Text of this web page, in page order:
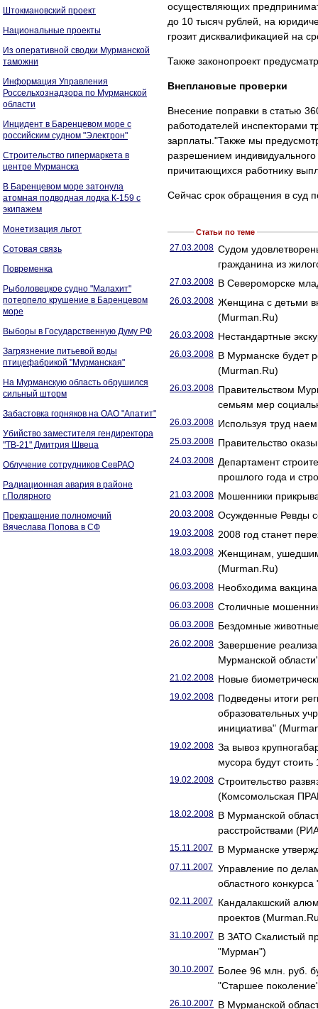
Штокмановский проект
Национальные проекты
Из оперативной сводки Мурманской
таможни
Информация Управления
Россельхознадзора по Мурманской
области
Инцидент в Баренцевом море с
российским судном "Электрон"
Строительство гипермаркета в
центре Мурманска
В Баренцевом море затонула
атомная подводная лодка К-159 с
экипажем
Монетизация льгот
Сотовая связь
Повременка
Рыболовецкое судно "Малахит"
потерпело крушение в Баренцевом
море
Выборы в Государственную Думу РФ
Загрязнение питьевой воды
птицефабрикой "Мурманская"
На Мурманскую область обрушился
сильный шторм
Забастовка горняков на ОАО "Апатит"
Убийство заместителя гендиректора
"ТВ-21" Дмитрия Швеца
Облучение сотрудников СевРАО
Радиационная авария в районе
г.Полярного
Прекращение полномочий
Вячеслава Попова в СФ
осуществляющих
до 10 тысяч рублей, на
грозит дисквалификацией на
Также законопроект
Внеплановые проверки
Внесение поправки в статью
работодателей инспекторами
зарплаты."Также мы
разрешением
причитающихся работнику
Сейчас срок обращения в суд
Статьи по теме
27.03.2008 Судом
гражданина из
27.03.2008 В Североморске
26.03.2008 Женщина с детьми
(Murman.Ru)
26.03.2008 Нестандартные
26.03.2008 В Мурманске будет
(Murman.Ru)
26.03.2008 Правительством
семьям мер
26.03.2008 Используя труд
25.03.2008 Правительство
24.03.2008 Департамент
прошлого года и
21.03.2008 Мошенники
20.03.2008 Осужденные Ревды
19.03.2008 2008 год станет
18.03.2008 Женщинам, ушедшим
(Murman.Ru)
06.03.2008 Необходима
06.03.2008 Столичные
06.03.2008 Бездомные
26.02.2008 Завершение
Мурманской
21.02.2008 Новые
19.02.2008 Подведены итоги
образовательных
инициатива"
19.02.2008 За вывоз
мусора будут
19.02.2008 Строительство
(Комсомольская
18.02.2008 В Мурманской
расстройствами
15.11.2007 В Мурманске
07.11.2007 Управление по
областного
02.11.2007
Кандалакшский
проектов
31.10.2007 В ЗАТО Скалистый
"Мурман")
30.10.2007 Более 96 млн. руб.
"Старшее
26.10.2007 В Мурманской